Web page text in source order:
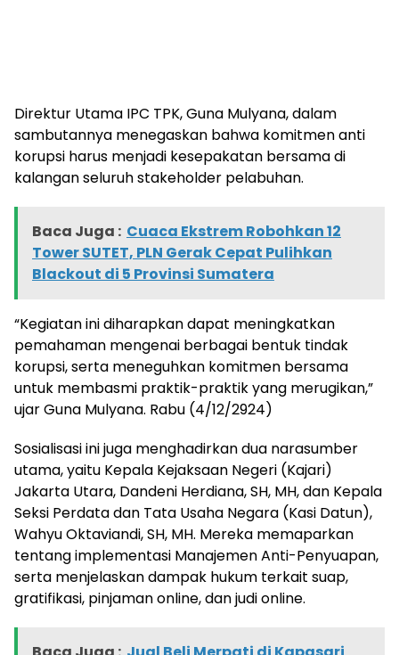
Direktur Utama IPC TPK, Guna Mulyana, dalam
sambutannya menegaskan bahwa komitmen anti
korupsi harus menjadi kesepakatan bersama di
kalangan seluruh stakeholder pelabuhan.
Baca Juga : Cuaca Ekstrem Robohkan 12
Tower SUTET, PLN Gerak Cepat Pulihkan
Blackout di 5 Provinsi Sumatera
“Kegiatan ini diharapkan dapat meningkatkan
pemahaman mengenai berbagai bentuk tindak
korupsi, serta meneguhkan komitmen bersama
untuk membasmi praktik-praktik yang merugikan,”
ujar Guna Mulyana. Rabu (4/12/2924)
Sosialisasi ini juga menghadirkan dua narasumber
utama, yaitu Kepala Kejaksaan Negeri (Kajari)
Jakarta Utara, Dandeni Herdiana, SH, MH, dan Kepala
Seksi Perdata dan Tata Usaha Negara (Kasi Datun),
Wahyu Oktaviandi, SH, MH. Mereka memaparkan
tentang implementasi Manajemen Anti-Penyuapan,
serta menjelaskan dampak hukum terkait suap,
gratifikasi, pinjaman online, dan judi online.